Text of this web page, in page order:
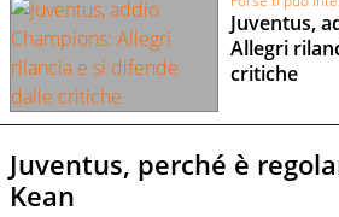
Juventus,
Allegri
critiche
Juventus, perché è
Kean